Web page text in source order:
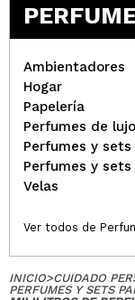
Ambientadores
Hogar
Papelería
Perfumes de lujo
Perfumes y sets
Perfumes y sets
Velas
Ver todos de
INICIO>CUIDADO
PERFUMES Y SETS